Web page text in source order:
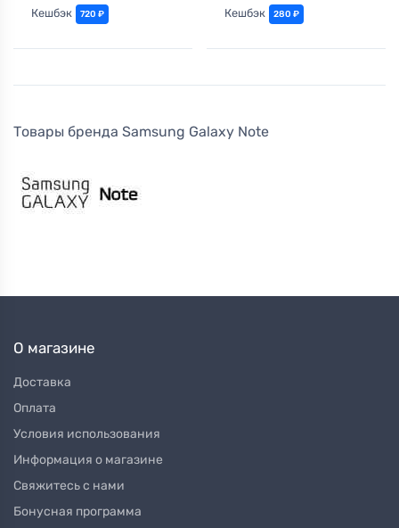
Кешбэк 720 ₽ Кешбэк 280 ₽
Товары бренда Samsung Galaxy Note
О магазине
Доставка
Оплата
Условия использования
Информация о магазине
Свяжитесь с нами
Бонусная программа